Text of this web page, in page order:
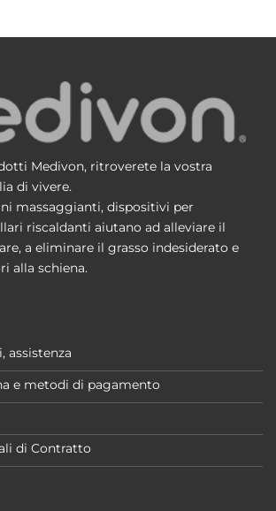
Medivon, ritroverete la vostra
di vivere.
massaggianti, dispositivi per
riscaldanti aiutano ad alleviare il
a eliminare il grasso indesiderato e
alla schiena.
assistenza
e metodi di pagamento
di Contratto